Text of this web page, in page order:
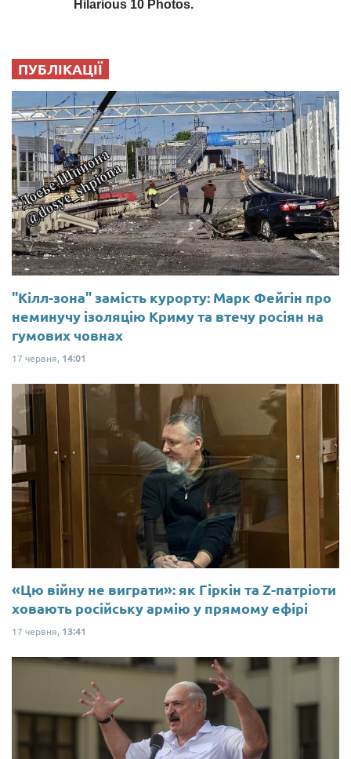
ПУБЛІКАЦІЇ
"Кілл-зона" замість курорту: Марк Фейгін про
неминучу ізоляцію Криму та втечу росіян на
гумових човнах
17 червня, 14:01
«Цю війну не виграти»: як Гіркін та Z-патріоти
ховають російську армію у прямому ефірі
17 червня, 13:41